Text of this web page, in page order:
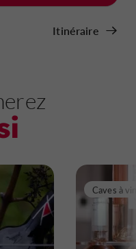
Itinéraire
Caves à